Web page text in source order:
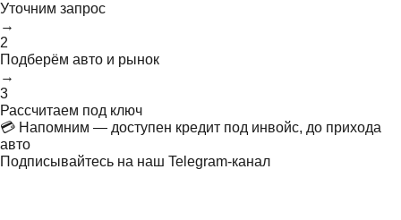
Уточним запрос
→
2
Подберём авто и рынок
→
3
Рассчитаем под ключ
💳 Напомним — доступен кредит под инвойс, до прихода
авто
Подписывайтесь на наш Telegram-канал